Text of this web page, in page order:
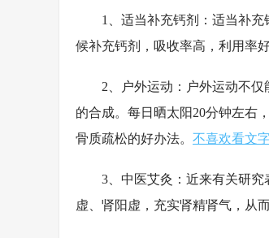
1、适当补充钙剂：适当补充
候补充钙剂，吸收率高，利用率
2、户外运动：户外运动不仅
的合成。每日晒太阳20分钟左右
骨质疏松的好办法。 不喜欢看文
3、中医艾灸：近来有关研究
虚、肾阳虚，充实肾精肾气，从